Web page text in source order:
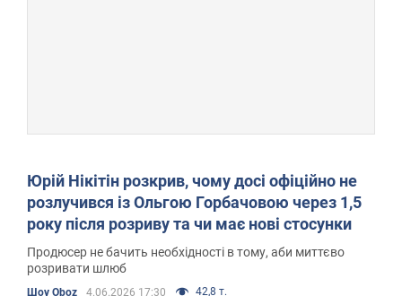
Юрій Нікітін розкрив, чому досі офіційно не
розлучився із Ольгою Горбачовою через 1,5
року після розриву та чи має нові стосунки
Продюсер не бачить необхідності в тому, аби миттєво
розривати шлюб
Шоу Oboz 4.06.2026 17:30 42,8 т.